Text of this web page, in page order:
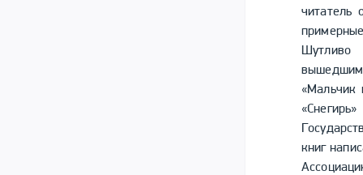
читатель
Шутливо
«Мальчик
книг